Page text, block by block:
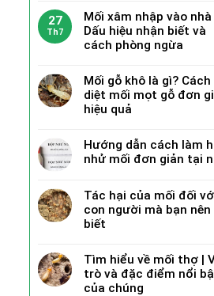
27
Th7
Mối xâm nhập vào nhà
Dấu hiệu nhận biết và
cách phòng ngừa
Mối gỗ khô là gì? Cách
diệt mối mọt gỗ đơn
hiệu quả
Hướng dẫn cách làm
nhử mối đơn giản tại
Tác hại của mối đối
con người mà bạn nên
biết
Tìm hiểu về mối thợ |
trò và đặc điểm nổi
của chúng